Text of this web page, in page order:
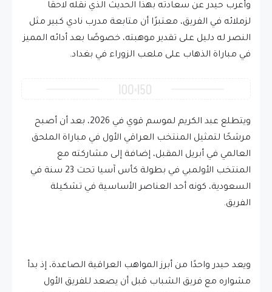
وأعرب حيدر عن سعادته بهذا الحديث الذي نقله لاحقًا
لزملائه في الفريق، معتبرًا أن متابعة مدرب نادي كبير مثل
النصر له دليل على تقدير موهبته، خصوصًا بعد أدائه المميز
في مباراة الذهاب على ملعب الزوراء في بغداد.
ويتطلع عبد الكريم لموسم قوي في 2026، بعد أن أصبح
مرشحًا لتمثيل المنتخب العراقي الأول في مباراة الملحق
العالمي في أبريل المقبل، إضافة إلى مشاركته مع
المنتخب الأولمبي في بطولة كأس آسيا تحت 23 سنة في
السعودية، كونه أحد العناصر الأساسية في تشكيلة
الفريق.
ويعد حيدر واحدًا من أبرز المواهب العراقية الصاعدة، إذ بدأ
مشواره مع فريق الشباب قبل أن يصعد للفريق الأول